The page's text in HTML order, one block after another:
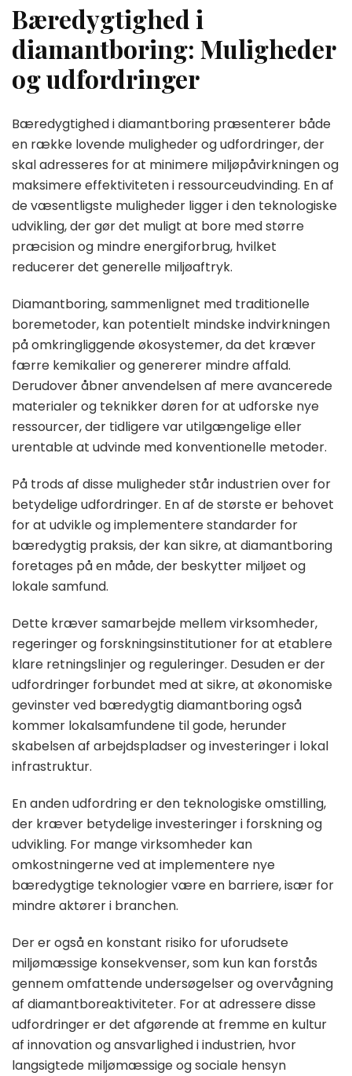
Bæredygtighed i
diamantboring: Muligheder
og udfordringer
Bæredygtighed i diamantboring præsenterer både
en række lovende muligheder og udfordringer, der
skal adresseres for at minimere miljøpåvirkningen og
maksimere effektiviteten i ressourceudvinding. En af
de væsentligste muligheder ligger i den teknologiske
udvikling, der gør det muligt at bore med større
præcision og mindre energiforbrug, hvilket
reducerer det generelle miljøaftryk.
Diamantboring, sammenlignet med traditionelle
boremetoder, kan potentielt mindske indvirkningen
på omkringliggende økosystemer, da det kræver
færre kemikalier og genererer mindre affald.
Derudover åbner anvendelsen af mere avancerede
materialer og teknikker døren for at udforske nye
ressourcer, der tidligere var utilgængelige eller
urentable at udvinde med konventionelle metoder.
På trods af disse muligheder står industrien over for
betydelige udfordringer. En af de største er behovet
for at udvikle og implementere standarder for
bæredygtig praksis, der kan sikre, at diamantboring
foretages på en måde, der beskytter miljøet og
lokale samfund.
Dette kræver samarbejde mellem virksomheder,
regeringer og forskningsinstitutioner for at etablere
klare retningslinjer og reguleringer. Desuden er der
udfordringer forbundet med at sikre, at økonomiske
gevinster ved bæredygtig diamantboring også
kommer lokalsamfundene til gode, herunder
skabelsen af arbejdspladser og investeringer i lokal
infrastruktur.
En anden udfordring er den teknologiske omstilling,
der kræver betydelige investeringer i forskning og
udvikling. For mange virksomheder kan
omkostningerne ved at implementere nye
bæredygtige teknologier være en barriere, især for
mindre aktører i branchen.
Der er også en konstant risiko for uforudsete
miljømæssige konsekvenser, som kun kan forstås
gennem omfattende undersøgelser og overvågning
af diamantboreaktiviteter. For at adressere disse
udfordringer er det afgørende at fremme en kultur
af innovation og ansvarlighed i industrien, hvor
langsigtede miljømæssige og sociale hensyn